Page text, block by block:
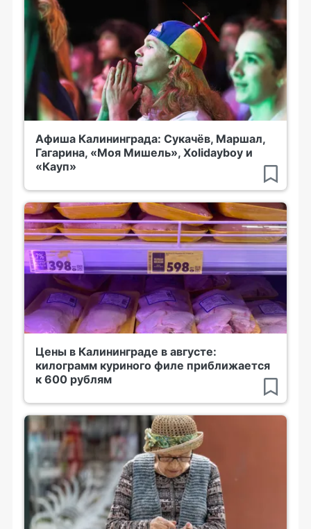
Афиша Калининграда: Сукачёв, Маршал,
Гагарина, «Моя Мишель», Xolidayboy и
«Кауп»
Цены в Калининграде в августе:
килограмм куриного филе приближается
к 600 рублям